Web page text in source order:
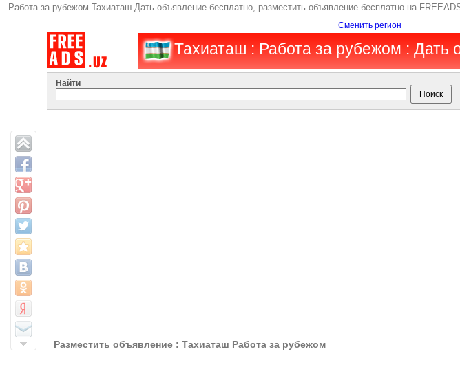
Работа за рубежом Тахиаташ Дать объявление бесплатно, разместить объявление бесплатно на
Сменить регион
Тахиаташ : Работа за рубежом : Дать
Найти
Разместить объявление : Тахиаташ Работа за рубежом